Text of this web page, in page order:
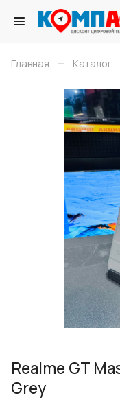
Главная – Каталог
Realme GT
Grey